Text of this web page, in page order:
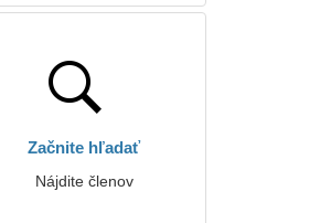
Začnite hľadať
Nájdite členov